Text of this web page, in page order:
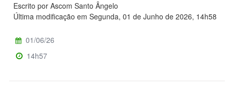
Escrito por Ascom Santo Ângelo
Última modificação em Segunda, 01 de Junho de 2026, 14h58
01/06/26
14h57